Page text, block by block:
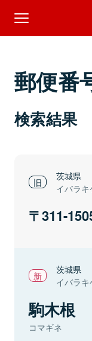
郵便番
検索結果
茨城県
イバラキ
311-
茨城県
イバラキ
駒木根
コマギネ